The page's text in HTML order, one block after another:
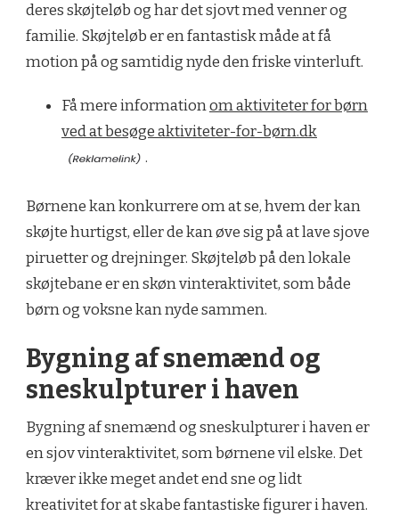
deres skøjteløb og har det sjovt med venner og
familie. Skøjteløb er en fantastisk måde at få
motion på og samtidig nyde den friske vinterluft.
Få mere informationom aktiviteter for børn
ved at besøge aktiviteter-for-børn.dk
.
Børnene kan konkurrere om at se, hvem der kan
skøjte hurtigst, eller de kan øve sig på at lave sjove
piruetter og drejninger. Skøjteløb på den lokale
skøjtebane er en skøn vinteraktivitet, som både
børn og voksne kan nyde sammen.
Bygning af snemænd og
sneskulpturer i haven
Bygning af snemænd og sneskulpturer i haven er
en sjov vinteraktivitet, som børnene vil elske. Det
kræver ikke meget andet end sne og lidt
kreativitet for at skabe fantastiske figurer i haven.